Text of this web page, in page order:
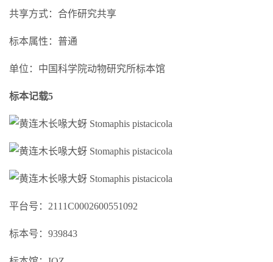
共享方式：合作研究共享
标本属性：普通
单位：中国科学院动物研究所标本馆
标本记载5
平台号：2111C0002600551092
标本号：939843